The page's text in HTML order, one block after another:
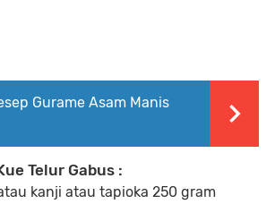
Gurame Asam Manis
Telur Gabus :
kanji atau tapioka 250 gram